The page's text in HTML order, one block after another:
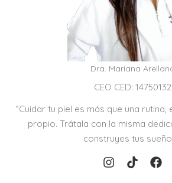
Dra. Mariana
CEO CED: 14750132
“Cuidar tu piel es más que una
propio. Trátala con la misma
construyes tus